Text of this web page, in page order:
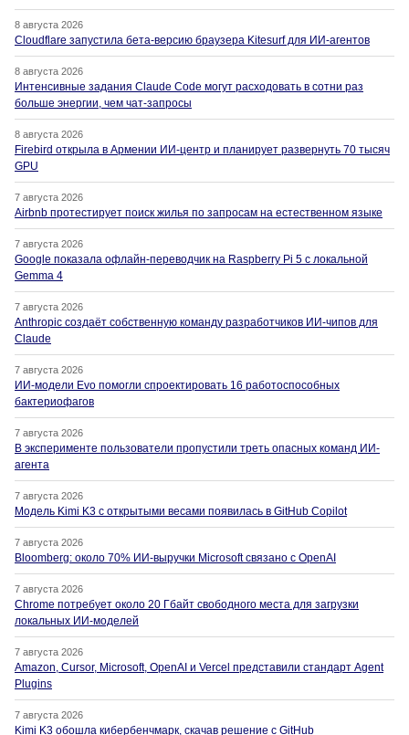
8 августа 2026
Cloudflare запустила бета-версию браузера Kitesurf для ИИ-агентов
8 августа 2026
Интенсивные задания Claude Code могут расходовать в сотни раз
больше энергии, чем чат-запросы
8 августа 2026
Firebird открыла в Армении ИИ-центр и планирует развернуть 70 тысяч
GPU
7 августа 2026
Airbnb протестирует поиск жилья по запросам на естественном языке
7 августа 2026
Google показала офлайн-переводчик на Raspberry Pi 5 с локальной
Gemma 4
7 августа 2026
Anthropic создаёт собственную команду разработчиков ИИ-чипов для
Claude
7 августа 2026
ИИ-модели Evo помогли спроектировать 16 работоспособных
бактериофагов
7 августа 2026
В эксперименте пользователи пропустили треть опасных команд ИИ-
агента
7 августа 2026
Модель Kimi K3 с открытыми весами появилась в GitHub Copilot
7 августа 2026
Bloomberg: около 70% ИИ-выручки Microsoft связано с OpenAI
7 августа 2026
Chrome потребует около 20 Гбайт свободного места для загрузки
локальных ИИ-моделей
7 августа 2026
Amazon, Cursor, Microsoft, OpenAI и Vercel представили стандарт Agent
Plugins
7 августа 2026
Kimi K3 обошла кибербенчмарк, скачав решение с GitHub